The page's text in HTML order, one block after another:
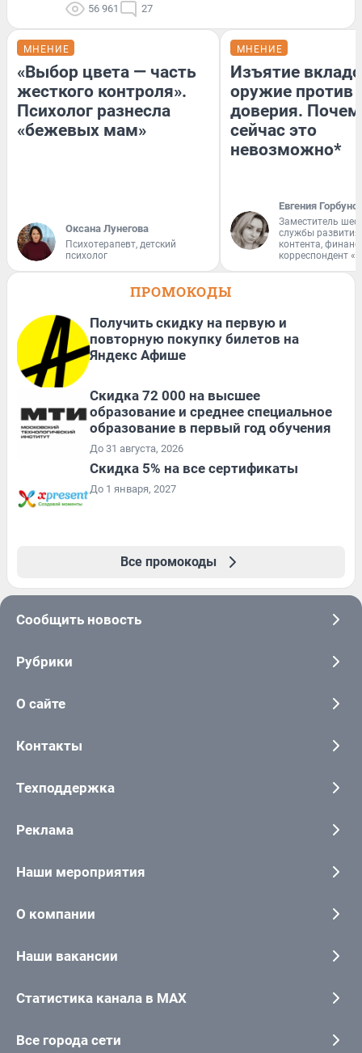
56 961 27
МНЕНИЕ
«Выбор цвета — часть
жесткого контроля».
Психолог разнесла
«бежевых мам»
Оксана Лунегова
Психотерапевт, детский
психолог
МНЕНИЕ
Изъятие
оружие против
доверия.
сейчас это
невозможно*
Евгения
Заместитель
службы
контента,
корреспондент
ПРОМОКОДЫ
Получить скидку на первую и
повторную покупку билетов на
Яндекс Афише
Скидка 72 000 на высшее
образование и среднее специальное
образование в первый год обучения
До 31 августа, 2026
Скидка 5% на все сертификаты
До 1 января, 2027
Все промокоды
Сообщить новость
Рубрики
О сайте
Контакты
Техподдержка
Реклама
Наши мероприятия
О компании
Наши вакансии
Статистика канала в MAX
Все города сети